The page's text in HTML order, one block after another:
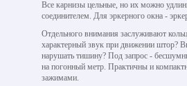
Все карнизы цельные, но их можно
соединителем. Для эркерного окна -
Отдельного внимания заслуживают
характерный звук при движении штор?
нарушать тишину? Под запрос -
на погонный метр. Практичны и
зажимами.